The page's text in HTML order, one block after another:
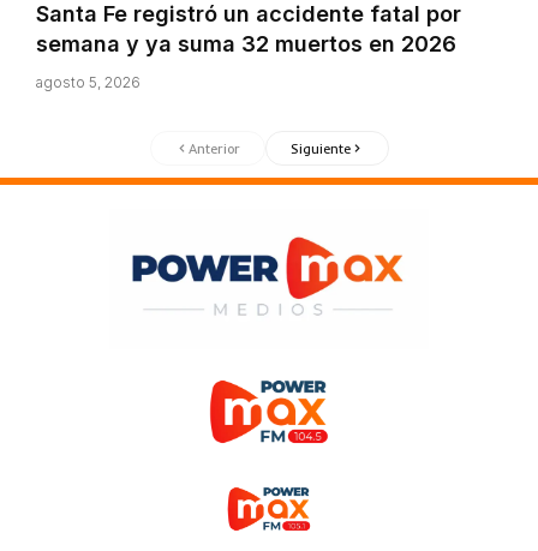
Santa Fe registró un accidente fatal por
semana y ya suma 32 muertos en 2026
agosto 5, 2026
Anterior Siguiente